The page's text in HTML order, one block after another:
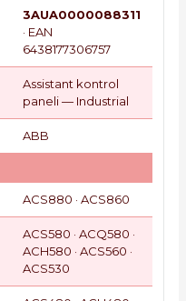
3AUA0000088311
· EAN
6438177306757
Assistant kontrol
paneli — Industrial
ABB
ACS880 · ACS860
ACS580 · ACQ580 ·
ACH580 · ACS560 ·
ACS530